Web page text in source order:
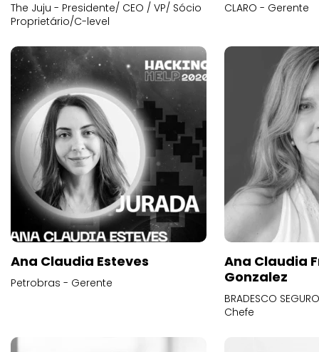
The Juju - Presidente/ CEO / VP/ Sócio
Proprietário/C-level
CLARO - Gerente
Ana Claudia Esteves
Petrobras - Gerente
Ana Claudia
Gonzalez
BRADESCO
Chefe